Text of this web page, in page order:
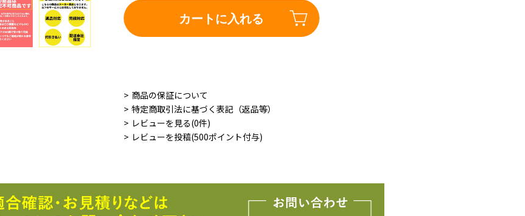
カートに入れる
商品の保証について
特定商取引法に基づく表記（返品等）
レビューを見る(0件)
レビューを投稿(500ポイント付与)